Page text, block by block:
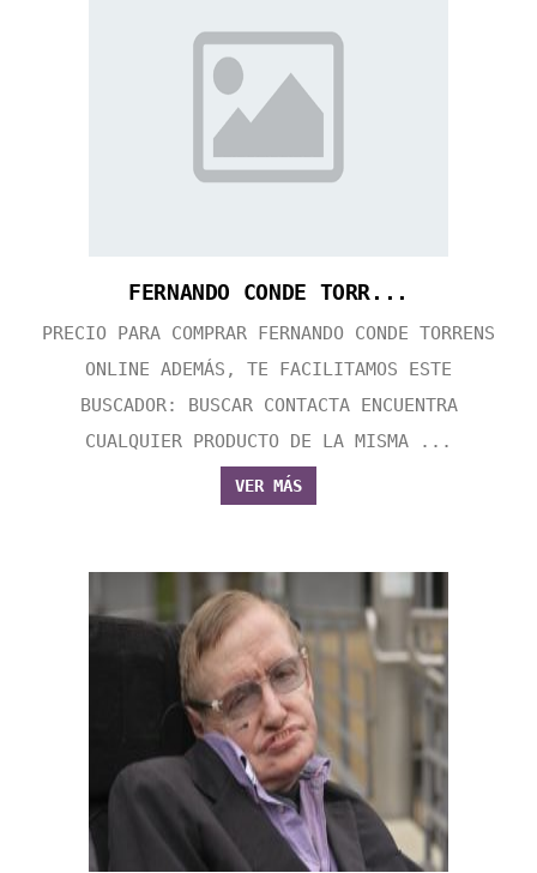
FERNANDO CONDE TORR...
PRECIO PARA COMPRAR FERNANDO CONDE TORRENS
ONLINE ADEMÁS, TE FACILITAMOS ESTE
BUSCADOR: BUSCAR CONTACTA ENCUENTRA
CUALQUIER PRODUCTO DE LA MISMA ...
VER MÁS